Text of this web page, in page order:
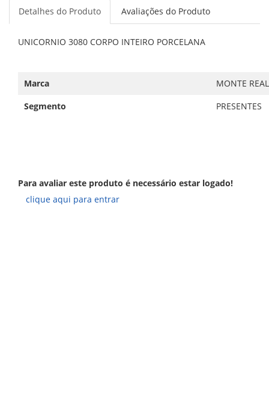
Detalhes do Produto Avaliações do Produto
UNICORNIO 3080 CORPO INTEIRO PORCELANA
Marca
MONTE REAL
Segmento
PRESENTES
Para avaliar este produto é necessário estar logado!
clique aqui para entrar